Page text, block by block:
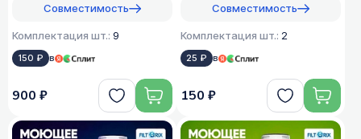
Совместимость
Комплектация шт.: 9
150 ₽ в
900 ₽
Совместимость
Комплектация шт.: 2
25 ₽ в
150 ₽